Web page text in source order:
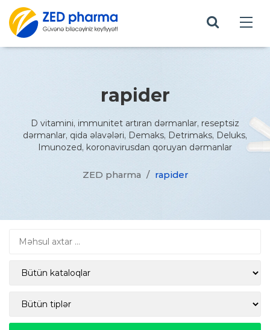
rapider
D vitamini, immunitet artıran dərmanlar, reseptsiz
dərmanlar, qida əlavələri, Demaks, Detrimaks, Deluks,
Imunozed, koronavirusdan qoruyan dərmanlar
ZED pharma / rapider